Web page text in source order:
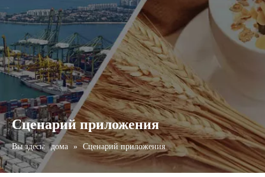
Сценарий приложения
Вы здесь: дома » Сценарий приложения